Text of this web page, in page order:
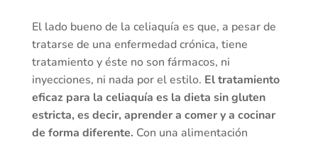
El lado bueno de la celiaquía es que, a pesar de
tratarse de una enfermedad crónica, tiene
tratamiento y éste no son fármacos, ni
inyecciones, ni nada por el estilo. El tratamiento
eficaz para la celiaquía es la dieta sin gluten
estricta, es decir, aprender a comer y a cocinar
de forma diferente. Con una alimentación